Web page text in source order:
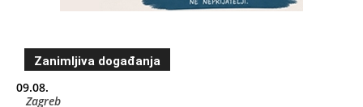
Zanimljiva događanja
09.08.
Zagreb